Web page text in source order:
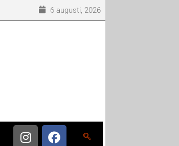
6 augusti, 2026